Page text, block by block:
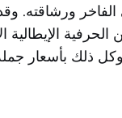
من الحرفية
ذلك بأسعار